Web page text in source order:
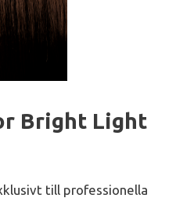
Bright Light
till professionella